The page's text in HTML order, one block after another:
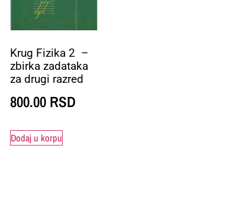
Krug Fizika 2 –
zbirka zadataka
za drugi razred
800.00 RSD
Dodaj u korpu